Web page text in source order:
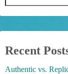
Recent
Authentic vs.